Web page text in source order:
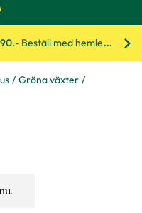
Beställ med hemleverans!
Gröna växter